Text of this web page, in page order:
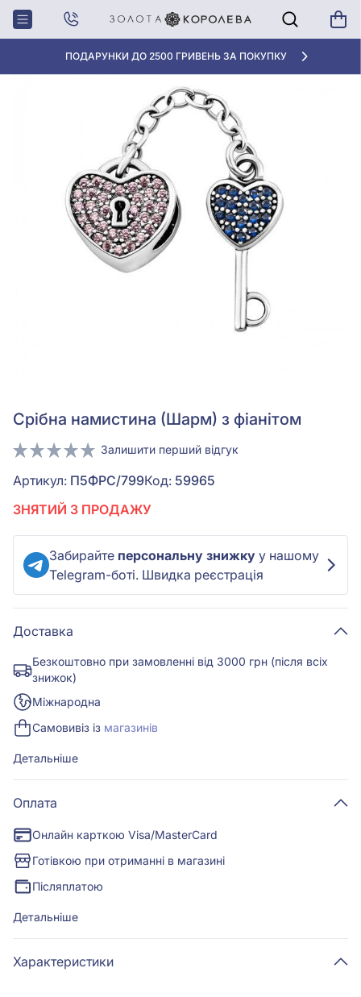
ПОДАРУНКИ ДО 2500 ГРИВЕНЬ ЗА ПОКУПКУ
Головна Срiбна намистина (Шарм) з фіанітом
Срiбна намистина (Шарм) з фіанітом
Залишити перший відгук
Артикул: П5ФРС/799Код: 59965
ЗНЯТИЙ З ПРОДАЖУ
Забирайте персональну знижку у нашому
Telegram-боті. Швидка реєстрація
Доставка
Безкоштовно при замовленні від 3000 грн (після всіх
знижок)
Міжнародна
Самовивіз із магазинів
Детальніше
Оплата
Онлайн карткою Visa/MasterCard
Готівкою при отриманні в магазині
Післяплатою
Детальніше
Характеристики